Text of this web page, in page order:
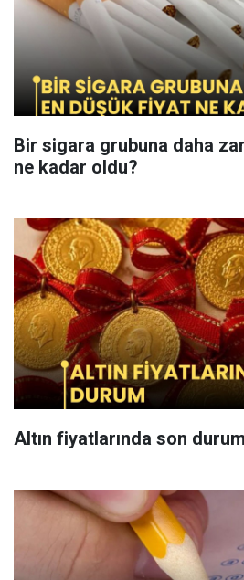
Bir sigara grubuna daha
ne kadar oldu?
Altın fiyatlarında son durum